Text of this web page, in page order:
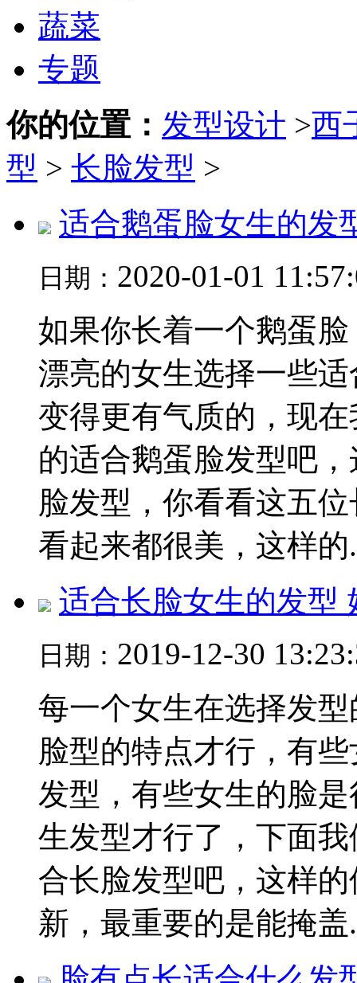
蔬菜
专题
你的位置： 发型设计 >西
型 > 长脸发型 >
适合鹅蛋脸女生的发
日期： 2020-01-01
如果你长着一个鹅蛋
漂亮的女生选择一些
变得更有气质的，现
的适合鹅蛋脸发型吧
脸发型，你看看这五
看起来都很美，这样的
适合长脸女生的发型
日期： 2019-12-30
每一个女生在选择发
脸型的特点才行，有
发型，有些女生的脸
生发型才行了，下面
合长脸发型吧，这样
新，最重要的是能掩盖